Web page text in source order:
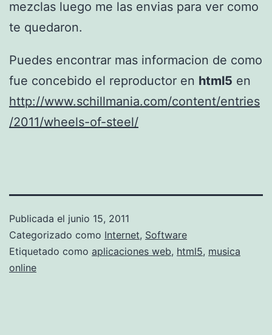
mezclas luego me las envias para ver como
te quedaron.
Puedes encontrar mas informacion de como
fue concebido el reproductor en html5 en
http://www.schillmania.com/content/entries
/2011/wheels-of-steel/
Publicada el junio 15, 2011
Categorizado como Internet, Software
Etiquetado como aplicaciones web, html5, musica
online